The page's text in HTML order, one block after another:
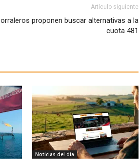
Artículo siguiente
proponen buscar alternativas a la
cuota 481
Noticias del día